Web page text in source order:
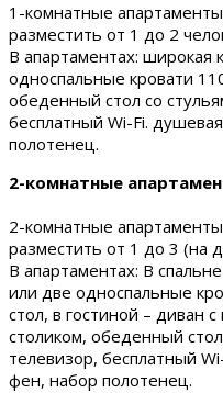
1-комнатные
разместить от 1 до 2
В апартаментах: широкая
односпальные кровати
обеденный стол со
бесплатный Wi-Fi.
полотенец.
2-комнатные
2-комнатные
разместить от 1 до 3 (на
В апартаментах: В
или две односпальные
стол, в гостиной – диван
столиком, обеденный
телевизор, бесплатный
фен, набор полотенец.